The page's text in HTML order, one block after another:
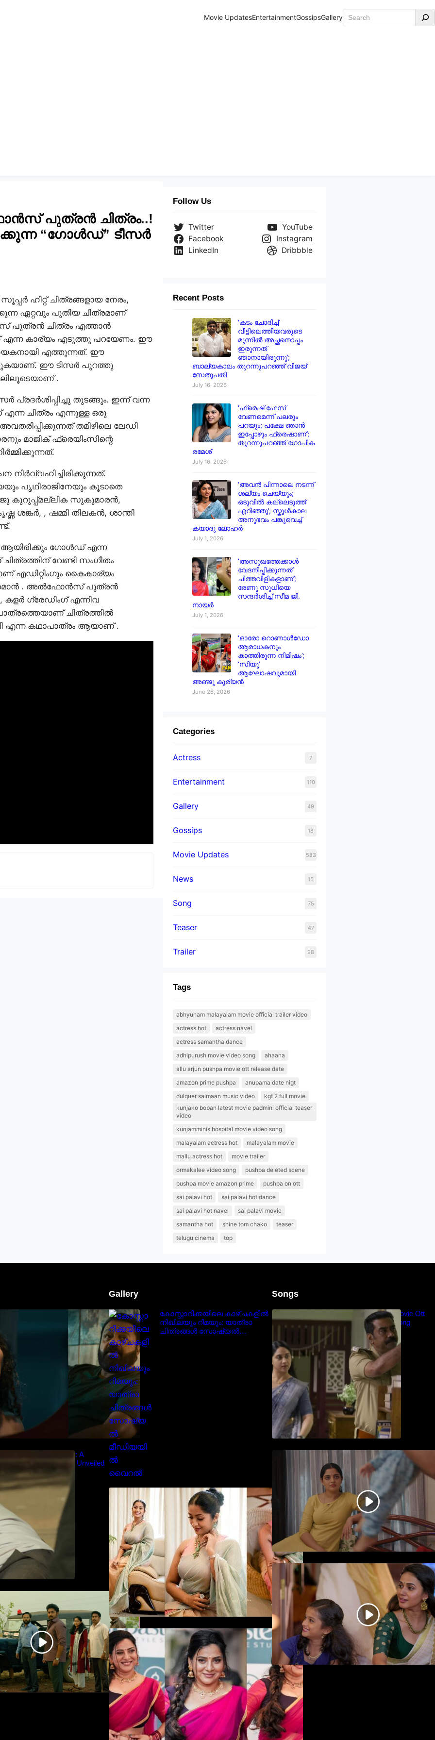
Movie UpdatesEntertainmentGossipsGallerySearch
പുത്രൻ ചിത്രം..!
“ഗോൾഡ്” ടീസർ
ഹിറ്റ് ചിത്രങ്ങളായ നേരം,
ഏറ്റവും പുതിയ ചിത്രമാണ്
പുത്രൻ ചിത്രം എത്താൻ
കാര്യം എടുത്തു പറയേണം. ഈ
എത്തുന്നത്. ഈ
ഈ ടീസർ പുറത്തു
.
പ്രദർശിപ്പിച്ചു തുടങ്ങും. ഇന്ന് വന്ന
ചിത്രം എന്നുള്ള ഒരു
തമിഴിലെ ലേഡി
മാജിക് ഫ്രെയിംസിന്റെ
പൃഥിരാജിനേയും കൂടാതെ
കുറുപ്പ്മല്ലിക സുകുമാരൻ,
ശങ്കർ, , ഷമ്മി തിലകൻ, ശാന്തി
ആയിരിക്കും ഗോൾഡ് എന്ന
വേണ്ടി സംഗീതം
എഡിറ്റിംഗും കൈകാര്യം
. അൽഫോൻസ് പുത്രൻ
ഗ്രേഡിംഗ് എന്നിവ
ചിത്രത്തിൽ
എന്ന കഥാപാത്രം ആയാണ് .
Follow Us
Twitter
YouTube
Facebook
Instagram
LinkedIn
Dribbble
Recent Posts
‘കടം ചോദിച്ച്
വീട്ടിലെത്തിയവരുടെ
മുന്നിൽ അച്ഛനൊപ്പം
ഇരുന്നത്
ഞാനായിരുന്നു’;
ബാല്യകാലം തുറന്നുപറഞ്ഞ് വിജയ്
സേതുപതി
July 16, 2026
‘ഫ്രെഷ് ഫേസ്
വേണമെന്ന് പലരും
പറയും; പക്ഷേ ഞാൻ
ഇപ്പോഴും ഫ്രെഷാണ്’;
തുറന്നുപറഞ്ഞ് ഗോപിക
രമേശ്
July 16, 2026
‘അവൻ പിന്നാലെ നടന്ന്
ശല്യം ചെയ്യും;
ഒടുവിൽ കല്ലെടുത്ത്
എറിഞ്ഞു’; സ്കൂൾകാല
അനുഭവം പങ്കുവെച്ച്
കയാദു ലോഹർ
July 1, 2026
‘അസുഖത്തേക്കാൾ
വേദനിപ്പിക്കുന്നത്
ചീത്തവിളികളാണ്’;
രേണു സുധിയെ
സന്ദർശിച്ച് സീമ ജി.
നായർ
July 1, 2026
‘ഓരോ റൊണാൾഡോ
ആരാധകനും
കാത്തിരുന്ന നിമിഷം’;
‘സിയൂ’
ആഘോഷവുമായി
അഞ്ജു കുര്യൻ
June 26, 2026
Categories
Actress 7
Entertainment 110
Gallery 49
Gossips 18
Movie Updates 583
News 15
Song 75
Teaser 47
Trailer 98
Tags
abhyuham malayalam movie official trailer video
actress hot
actress navel
actress samantha dance
adhipurush movie video song
ahaana
allu arjun pushpa movie ott release date
amazon prime pushpa
anupama date nigt
dulquer salmaan music video
kgf 2 full movie
kunjako boban latest movie padmini official teaser
video
kunjamminis hospital movie video song
malayalam actress hot
malayalam movie
mallu actress hot
movie trailer
ormakalee video song
pushpa deleted scene
pushpa movie amazon prime
pushpa on ott
sai palavi hot
sai palavi hot dance
sai palavi hot navel
sai palavi movie
samantha hot
shine tom chako
teaser
telugu cinema
top
‘ജെഎസ്‌കെ’ ടീസർ പുറത്ത്;
വക്കീൽ വേഷത്തിൽ നിറഞ്ഞാടി
ഗോപി..
Idiyan Chandhu – Teaser: A
Cinematic Extravaganza Unveiled
എത്തുന്ന
പ്രേക്ഷക ശ്രദ്ധ
ടീസർ കാണാം..
Gallery
കോസ്റ്റാറിക്കയിലെ കാഴ്ചകളിൽ
നിഖിലയും റിമയും: യാത്രാ
ചിത്രങ്ങൾ സോഷ്യൽ
സാരിയിൽ സുന്ദരിയായി
മലയിലകളുടെ പ്രിയ താരം
നവ്യാ നായർ| Malayalam
favourite actress Navya Nair cute
ഉദ്ഘാടന വേദിയിൽ ആരാധരെ
മയക്കുന്ന തകർപ്പൻ
ഡൻസുമായി അന്ന രാജൻ..
Songs
Blockbuster Thalavan Movie Ott
Release Date – Video Song
തിയേറ്ററിൽ വൻ വിജയമായി
മുന്നേറിയ ഗുരുവായൂർ
അംബലനടയിൽ… വീഡിയോ
സോങ്ങ്..
ജനപ്രിയ നടൻ ദിലീപ്
നയകമായി എത്തുന്ന പവി
കെയർ ടേക്കർ.. വീഡിയോ
സോംഗ്…